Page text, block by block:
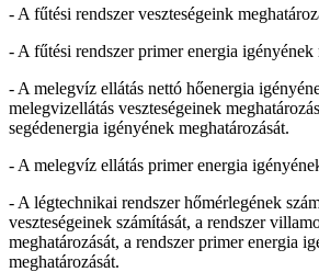
- A fűtési rendszer veszteségeink
- A fűtési rendszer primer energia igényének
- A melegvíz ellátás nettó hőenergia
melegvizellátás veszteségeinek
segédenergia igényének meghatározását.
- A melegvíz ellátás primer energia
- A légtechnikai rendszer hőmérlegének
veszteségeinek számítását, a rendszer
meghatározását, a rendszer primer energia
meghatározását.